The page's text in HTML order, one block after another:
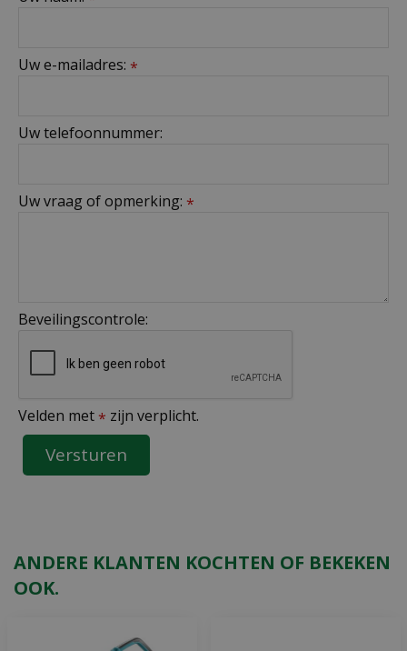
Uw e-mailadres: *
Uw telefoonnummer:
Uw vraag of opmerking: *
Beveilingscontrole:
Velden met * zijn verplicht.
ANDERE KLANTEN KOCHTEN OF BEKEKEN
OOK.